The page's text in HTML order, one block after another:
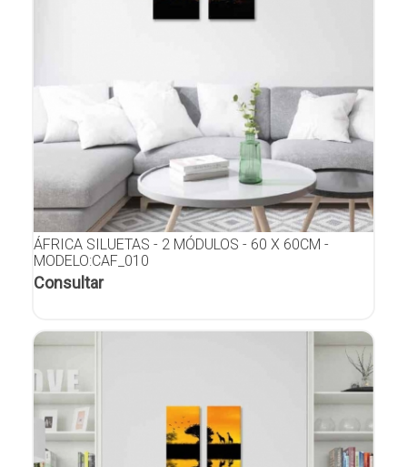
ÁFRICA SILUETAS - 2 MÓDULOS - 60 X 60CM -
MODELO:CAF_010
Consultar